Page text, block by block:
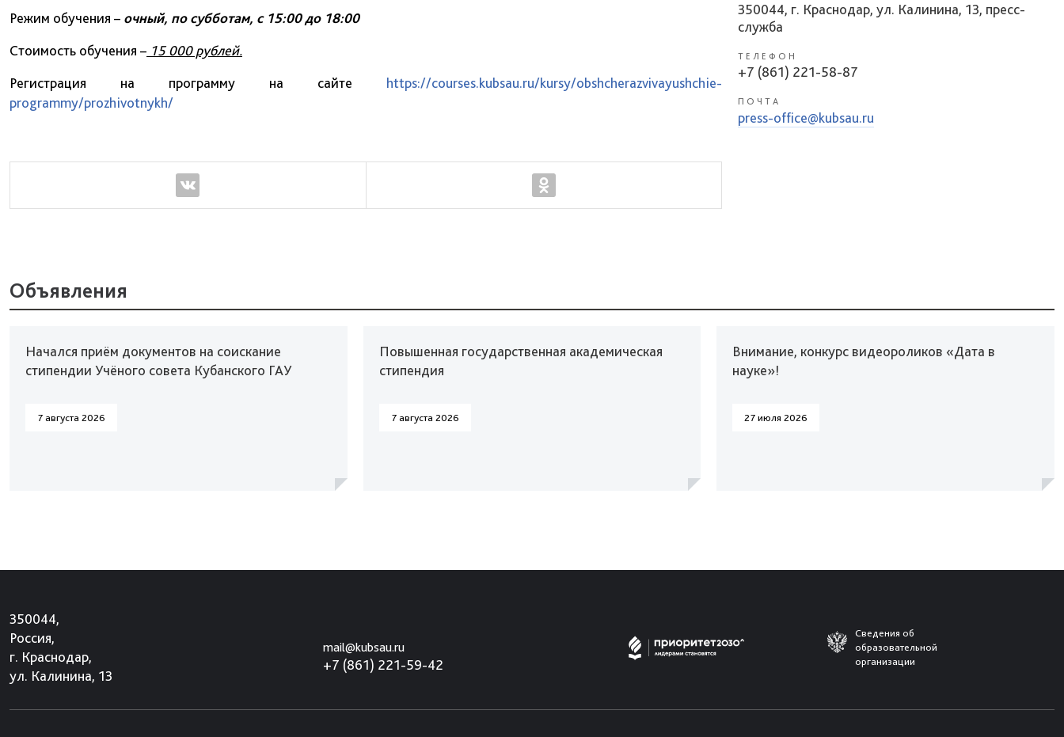
Режим обучения – очный, по субботам, с 15:00 до 18:00
Стоимость обучения – 15 000 рублей.
Регистрация на программу на сайте https://courses.kubsau.ru/kursy/obshcherazvivayushchie-
programmy/prozhivotnykh/
350044, г. Краснодар, ул. Калинина, 13, пресс-
служба
ТЕЛЕФОН
+7 (861) 221-58-87
ПОЧТА
press-office@kubsau.ru
Объявления
Начался приём документов на соискание
стипендии Учёного совета Кубанского ГАУ
7 августа 2026
Повышенная государственная академическая
стипендия
7 августа 2026
Внимание, конкурс видеороликов «Дата в
науке»!
27 июля 2026
350044,
Россия,
г. Краснодар,
ул. Калинина, 13
mail@kubsau.ru
+7 (861) 221-59-42
Сведения об
образовательной
организации